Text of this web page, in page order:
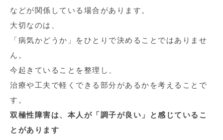
などが関係している場合があります。
大切なのは、
「病気かどうか」をひとりで決めることではありませ
ん。
今起きていることを整理し、
治療や工夫で軽くできる部分があるかを考えることで
す。
双極性障害は、本人が「調子が良い」と感じているこ
とがあります